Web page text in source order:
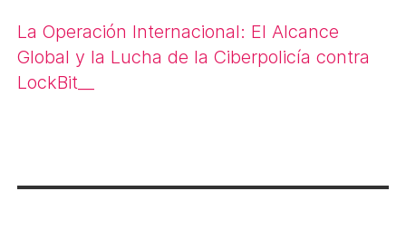
La Operación Internacional: El Alcance
Global y la Lucha de la Ciberpolicía contra
LockBit